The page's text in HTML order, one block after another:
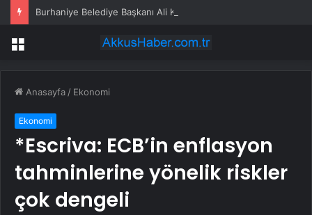
Menü
Anasayfa / Ekonomi
Ekonomi
*Escriva: ECB’in enflasyon
tahminlerine yönelik riskler
çok dengeli